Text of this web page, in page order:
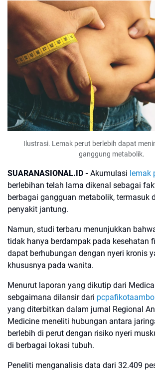
Ilustrasi. Lemak perut berlebih dapat
ganggung metabolik.
SUARANASIONAL.ID - Akumulasi lemak
berlebihan telah lama dikenal sebagai
berbagai gangguan metabolik, termasuk
penyakit jantung.
Namun, studi terbaru menunjukkan
tidak hanya berdampak pada kesehatan
dapat berhubungan dengan nyeri kronis
khususnya pada wanita.
Menurut laporan yang dikutip dari
sebgaimana dilansir dari
yang diterbitkan dalam jurnal Regional
Medicine meneliti hubungan antara
berlebih di perut dengan risiko nyeri
di berbagai lokasi tubuh.
Peneliti menganalisis data dari 32.409